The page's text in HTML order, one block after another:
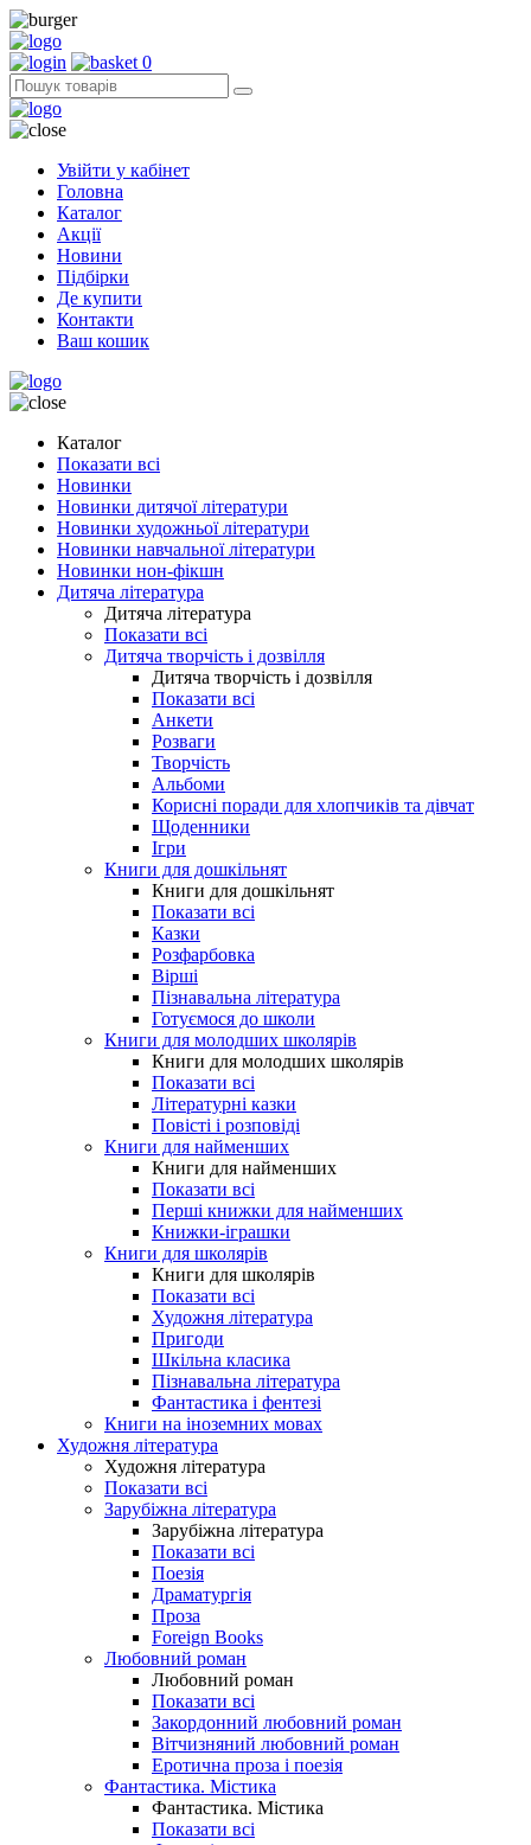
0
Увійти у кабінет
Головна
Каталог
Акції
Новини
Підбірки
Де купити
Контакти
Ваш кошик
Каталог
Показати всі
Новинки
Новинки дитячої літератури
Новинки художньої літератури
Новинки навчальної літератури
Новинки нон-фікшн
Дитяча література
Дитяча література
Показати всі
Дитяча творчість і дозвілля
Дитяча творчість і дозвілля
Показати всі
Анкети
Розваги
Творчість
Альбоми
Корисні поради для хлопчиків та дівчат
Щоденники
Ігри
Книги для дошкільнят
Книги для дошкільнят
Показати всі
Казки
Розфарбовка
Вірші
Пізнавальна література
Готуємося до школи
Книги для молодших школярів
Книги для молодших школярів
Показати всі
Літературні казки
Повісті і розповіді
Книги для найменших
Книги для найменших
Показати всі
Перші книжки для найменших
Книжки-іграшки
Книги для школярів
Книги для школярів
Показати всі
Художня література
Пригоди
Шкільна класика
Пізнавальна література
Фантастика і фентезі
Книги на іноземних мовах
Художня література
Художня література
Показати всі
Зарубіжна література
Зарубіжна література
Показати всі
Поезія
Драматургія
Проза
Foreign Books
Любовний роман
Любовний роман
Показати всі
Закордонний любовний роман
Вітчизняний любовний роман
Еротична проза і поезія
Фантастика. Містика
Фантастика. Містика
Показати всі